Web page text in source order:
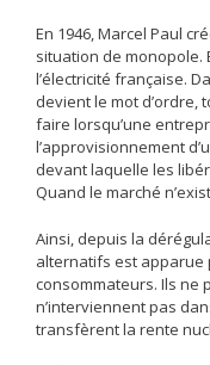
En 1946, Marcel Paul
situation de monopole.
l’électricité française.
devient le mot d’ordre,
faire lorsqu’une
l’approvisionnement
devant laquelle les
Quand le marché
Ainsi, depuis la
alternatifs est apparue
consommateurs. Ils ne
n’interviennent pas
transfèrent la rente